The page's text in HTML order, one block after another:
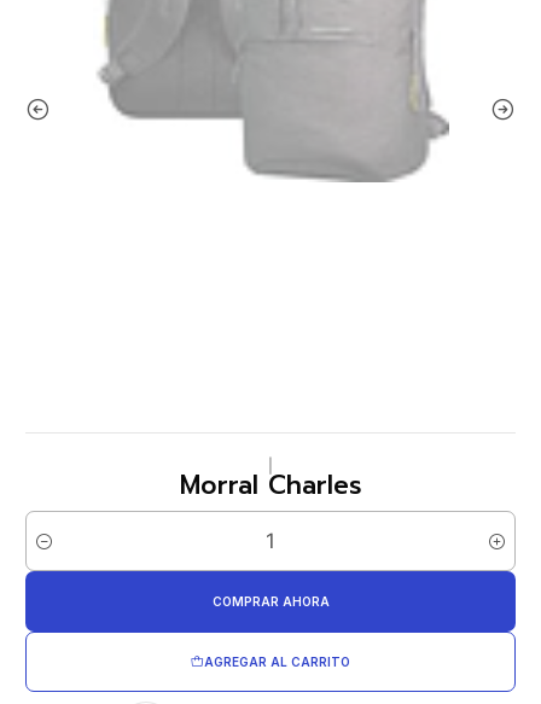
Morral Charles
Cantidad
AGREGAR AL CARRITO
COMPRAR AHORA